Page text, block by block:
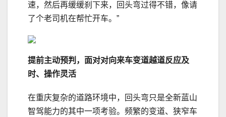
速，然后再缓缓刹下来，回头弯过得不错，像请
了个老司机在帮忙开车。”
提前主动预判，面对对向来车变道越道反应及
时、操作灵活
在重庆复杂的道路环境中，回头弯只是全新蓝山
智驾能力的其中一项考验。频繁的变道、狭窄车